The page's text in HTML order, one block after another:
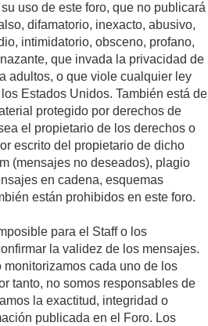
uso de este foro, que no publicará
difamatorio, inexacto, abusivo,
intimidatorio, obsceno, profano,
que invada la privacidad de
adultos, o que viole cualquier ley
Estados Unidos. También está de
protegido por derechos de
el propietario de los derechos o
escrito del propietario de dicho
(mensajes no deseados), plagio
en cadena, esquemas
están prohibidos en este foro.
para el Staff o los
la validez de los mensajes.
monitorizamos cada uno de los
tanto, no somos responsables de
la exactitud, integridad o
publicada en el Foro. Los